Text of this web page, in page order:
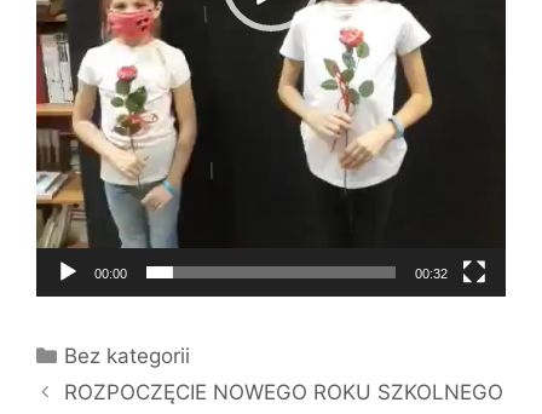
00:00 00:32
Kategorie
Bez kategorii
ROZPOCZĘCIE NOWEGO ROKU SZKOLNEGO